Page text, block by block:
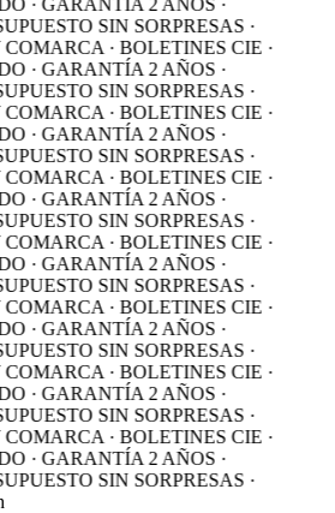
SIN SORPRESAS ·
· BOLETINES CIE ·
· GARANTÍA 2 AÑOS ·
SIN SORPRESAS ·
· BOLETINES CIE ·
· GARANTÍA 2 AÑOS ·
SIN SORPRESAS ·
· BOLETINES CIE ·
· GARANTÍA 2 AÑOS ·
SIN SORPRESAS ·
· BOLETINES CIE ·
· GARANTÍA 2 AÑOS ·
SIN SORPRESAS ·
· BOLETINES CIE ·
· GARANTÍA 2 AÑOS ·
SIN SORPRESAS ·
· BOLETINES CIE ·
· GARANTÍA 2 AÑOS ·
SIN SORPRESAS ·
· BOLETINES CIE ·
· GARANTÍA 2 AÑOS ·
SIN SORPRESAS ·